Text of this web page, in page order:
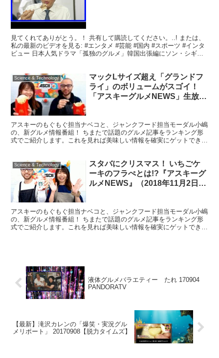
見てくれてありがとう。！ 共有して購読してください。..! または、
私の最新のビデオを見る: #エンタメ #芸能 #国内 #スポーツ #インタ
ビュー 日本人気ドラマ「孤独のグルメ」韓国出張編にソン・シギョ
Science & Technology
マックLサイズ超え「グランドフ
ライ」のボリュームがスゴイ！
「アスキーグルメNEWS」生放送
アスキーのもぐもぐ担当ナベコと、ジャンクフード担当モーダル小嶋
の、新グルメ情報番組！ ちまたで話題のグルメ記事をランキング形
式でご紹介します。これを見れば美味しい情報を確実にゲットでき
Science & Technology
スタバにクリスマス！ いちごケ
ーキのフラぺとは!?『アスキーグ
ルメNEWS』（2018年11月2日
アスキーのもぐもぐ担当ナベコと、ジャンクフード担当モーダル小嶋
の、新グルメ情報番組！ ちまたで話題のグルメ記事をランキング形
式でご紹介します。これを見れば美味しい情報を確実にゲットでき
液体グルメバラエティー たれ 170904
PANDORATV
【最新】滝沢カレンの「爆笑・実況グル
メリポート」 20170908【脱力タイムズ】